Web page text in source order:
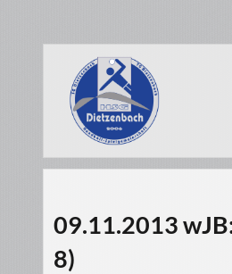
09.11.2013
8)